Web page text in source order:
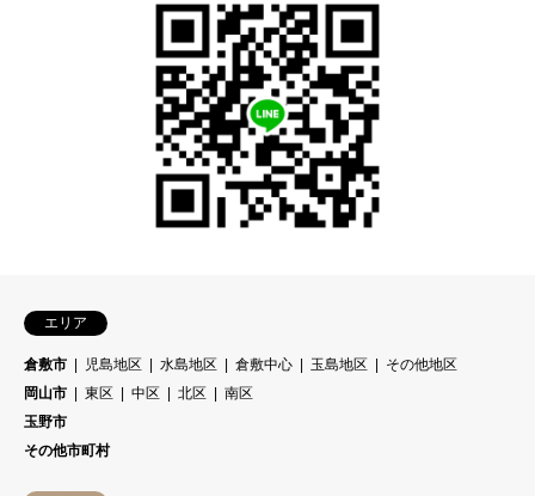
エリア
倉敷市 児島地区 水島地区 倉敷中心 玉島地区
その他地区
岡山市
東区 中区 北区
南区
玉野市
その他市町村